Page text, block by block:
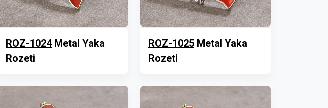
ROZ-1024Metal Yaka
Rozeti
ROZ-1025 Metal Yaka
Rozeti